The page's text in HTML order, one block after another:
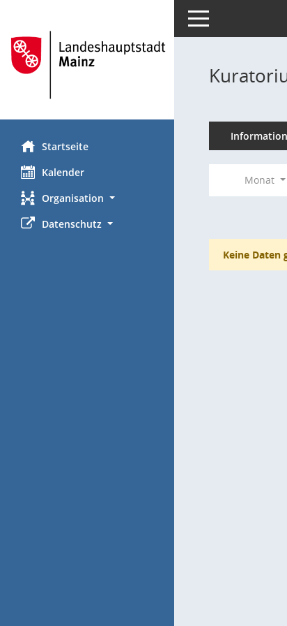
Startseite
Kalender
Organisation
Datenschutz
Toggle navigation
Monat
Keine Daten